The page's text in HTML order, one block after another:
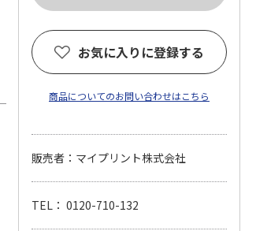
お気に入りに登録する
商品についてのお問い合わせはこちら
販売者：マイプリント株式会社
TEL： 0120-710-132